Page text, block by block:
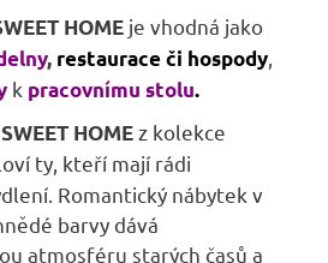
HOME je vhodná jako
, restaurace či hospody,
k pracovnímu stolu.
HOMEz kolekce
ty, kteří mají rádi
Romantický nábytek v
barvy dává
atmosféru starých časů a